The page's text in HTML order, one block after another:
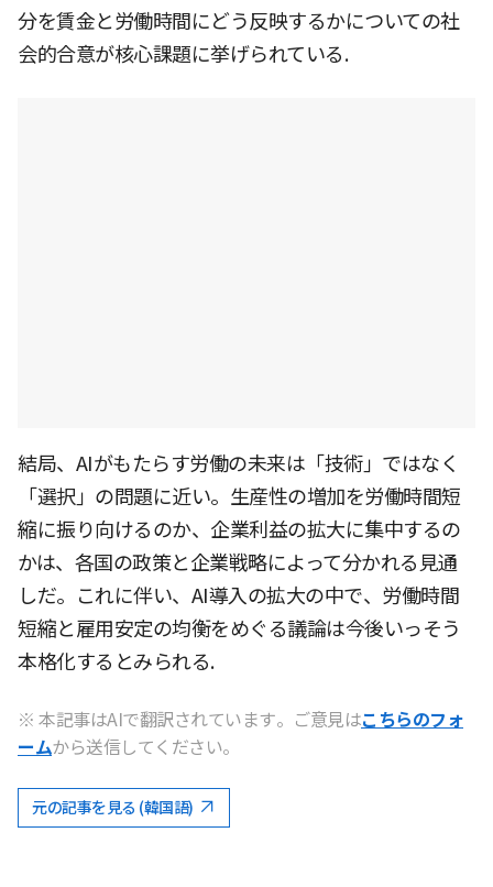
分を賃金と労働時間にどう反映するかについての社
会的合意が核心課題に挙げられている.
結局、AIがもたらす労働の未来は「技術」ではなく
「選択」の問題に近い。生産性の増加を労働時間短
縮に振り向けるのか、企業利益の拡大に集中するの
かは、各国の政策と企業戦略によって分かれる見通
しだ。これに伴い、AI導入の拡大の中で、労働時間
短縮と雇用安定の均衡をめぐる議論は今後いっそう
本格化するとみられる.
※ 本記事はAIで翻訳されています。ご意見はこちらのフォ
ームから送信してください。
元の記事を見る (韓国語)